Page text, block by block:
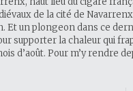
de la cité de
Et un plongeon dans ce
supporter la chaleur qui
d’août. Pour m’y rendre